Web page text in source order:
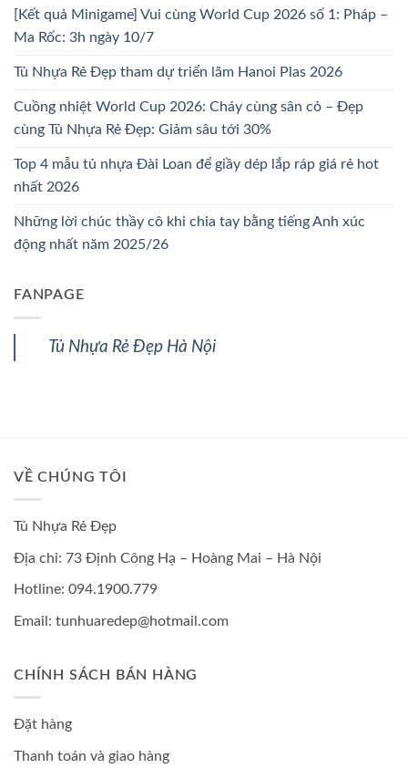
[Kết quả Minigame] Vui cùng World Cup 2026 số 1: Pháp –
Ma Rốc: 3h ngày 10/7
Tủ Nhựa Rẻ Đẹp tham dự triển lãm Hanoi Plas 2026
Cuồng nhiệt World Cup 2026: Cháy cùng sân cỏ – Đẹp
cùng Tủ Nhựa Rẻ Đẹp: Giảm sâu tới 30%
Top 4 mẫu tủ nhựa Đài Loan để giầy dép lắp ráp giá rẻ hot
nhất 2026
Những lời chúc thầy cô khi chia tay bằng tiếng Anh xúc
động nhất năm 2025/26
FANPAGE
Tủ Nhựa Rẻ Đẹp Hà Nội
VỀ CHÚNG TÔI
Tủ Nhựa Rẻ Đẹp
Địa chỉ: 73 Định Công Hạ – Hoàng Mai – Hà Nội
Hotline: 094.1900.779
Email: tunhuaredep@hotmail.com
CHÍNH SÁCH BÁN HÀNG
Đặt hàng
Thanh toán và giao hàng